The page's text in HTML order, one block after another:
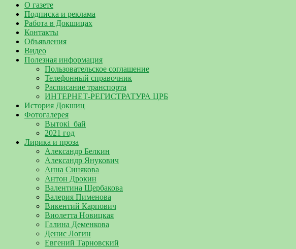
О газете
Подписка и реклама
Работа в Докшицах
Контакты
Объявления
Видео
Полезная информация
Пользовательское соглашение
Телефонный справочник
Расписание транспорта
ИНТЕРНЕТ-РЕГИСТРАТУРА ЦРБ
История Докшиц
Фотогалерея
Вытокі_бай
2021 год
Лирика и проза
Александр Белкин
Александр Янукович
Анна Синякова
Антон Дрокин
Валентина Щербакова
Валерия Пименова
Викентий Карпович
Виолетта Новицкая
Галина Деменкова
Денис Логин
Евгений Тарновский